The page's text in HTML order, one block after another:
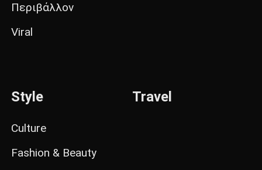
Περιβάλλον
Viral
Style
Culture
Fashion & Beauty
Travel